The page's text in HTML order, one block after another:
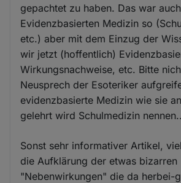
gepachtet zu haben. Das war
Evidenzbasierten Medizin so
etc.) aber mit dem Einzug der
wir jetzt (hoffentlich)
Wirkungsnachweise, etc. Bitte
Neusprech der Esoteriker
evidenzbasierte Medizin wie sie
gelehrt wird Schulmedizin
Sonst sehr informativer Artikel,
die Aufklärung der etwas bizarren
"Nebenwirkungen" die da herbei-